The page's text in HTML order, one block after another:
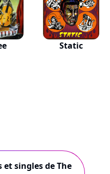
Static
singles de The